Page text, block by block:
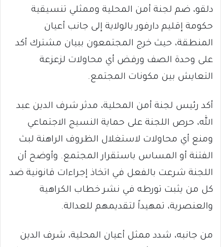
دلقو، ضم لجنة أمن المحلية وممثلي تنسيقية
حكومة إقليم دارفور بالولاية إلى جانب أعيان
المنطقة، حيث خرج المجتمعون ببيان مشترك أكد
على وحدة الصف ورفض أي محاولات لزعزعة
التعايش بين مكونات المجتمع.
أكد رئيس لجنة أمن المحلية، مدثر شرف الدين عبد
الله، حرص اللجنة على حماية النسيج الاجتماعي
ومنع أي محاولات لاستغلال الظروف الراهنة لبث
الفتنة أو المساس باستقرار المجتمع. وأوضح أن
اللجنة شرعت بالفعل في اتخاذ إجراءات قانونية ضد
كل من يثبت تورطه في نشر خطاب الكراهية
والعنصرية، تمهيداً لتقديمهم للعدالة.
من جانبه، شدد ممثل أعيان المحلية، شرف الدين